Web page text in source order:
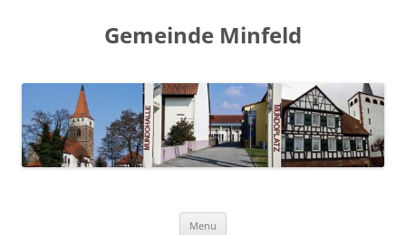
Gemeinde Minfeld
Menu